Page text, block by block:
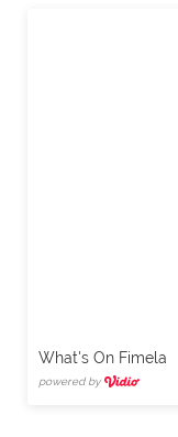
What's On Fimela
powered by